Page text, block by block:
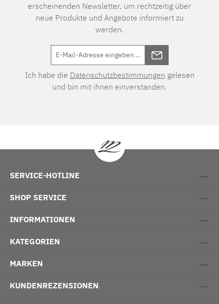
erscheinenden Newsletter, um rechtzeitig über
neue Produkte und Angebote informiert zu
werden.
Ich habe die Datenschutzbestimmungen gelesen
und bin mit ihnen einverstanden.
SERVICE-HOTLINE
SHOP SERVICE
INFORMATIONEN
KATEGORIEN
MARKEN
KUNDENREZENSIONEN